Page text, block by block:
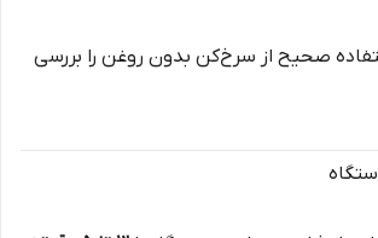
صحیح از سرخ‌کن بدون روغن را بررسی